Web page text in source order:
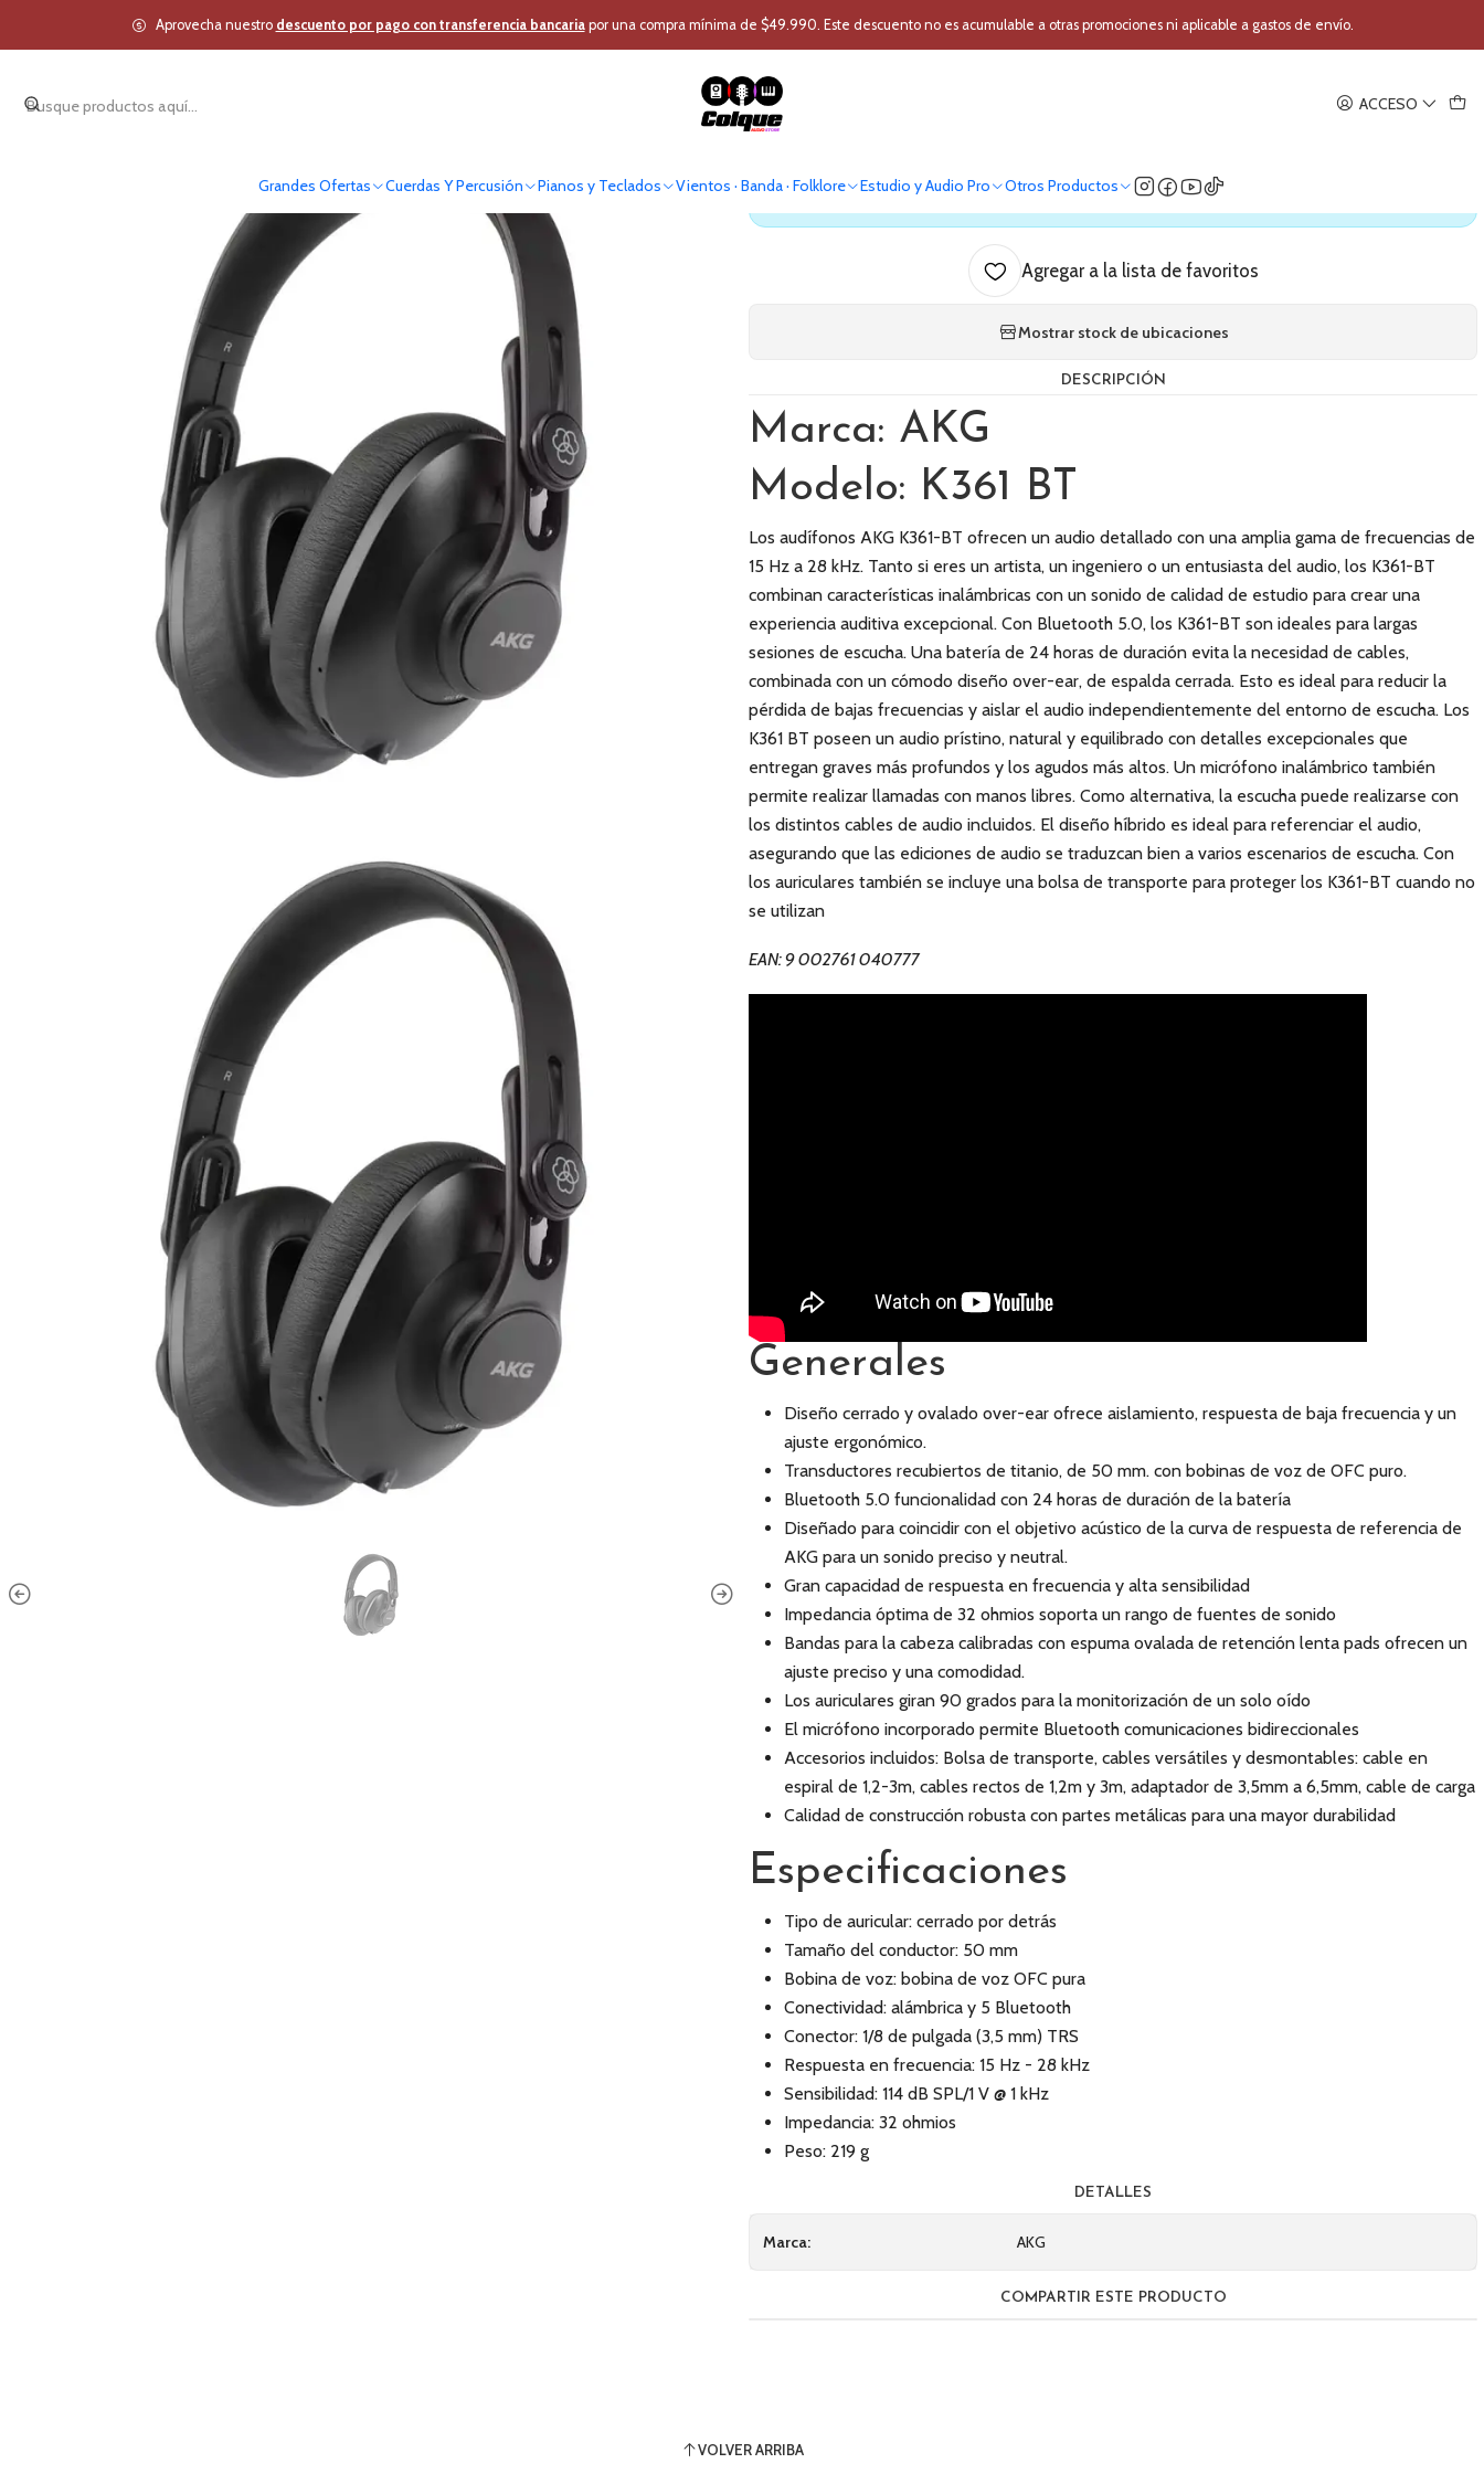
ACCESO
Grandes Ofertas Cuerdas Y Percusión Pianos y Teclados Vientos · Banda · Folklore Estudio y Audio Pro Otros Productos
Aprovecha nuestro descuento por pago con transferencia bancariapor una compra mínima de $49.990. Este descuento no es acumulable a otras promociones ni aplicable a gastos de envío.
Inicio Estudio y Audio Pro Home Estudio y DJ Audífonos Audífonos Bluetooth Audifonos bluetooth de estudio AKG K361 BT
Audifonos bluetooth de estudio AKG K361 BT
Antes de comprar verifica nuestro stock
Agregar a la lista de favoritos
Mostrar stock de ubicaciones
DESCRIPCIÓN
Marca: AKG
Modelo: K361 BT
Los audífonos AKG K361-BT ofrecen un audio detallado con una amplia gama de frecuencias de
15 Hz a 28 kHz. Tanto si eres un artista, un ingeniero o un entusiasta del audio, los K361-BT
combinan características inalámbricas con un sonido de calidad de estudio para crear una
experiencia auditiva excepcional. Con Bluetooth 5.0, los K361-BT son ideales para largas
sesiones de escucha. Una batería de 24 horas de duración evita la necesidad de cables,
combinada con un cómodo diseño over-ear, de espalda cerrada. Esto es ideal para reducir la
pérdida de bajas frecuencias y aislar el audio independientemente del entorno de escucha. Los
K361 BT poseen un audio prístino, natural y equilibrado con detalles excepcionales que
entregan graves más profundos y los agudos más altos. Un micrófono inalámbrico también
permite realizar llamadas con manos libres. Como alternativa, la escucha puede realizarse con
los distintos cables de audio incluidos. El diseño híbrido es ideal para referenciar el audio,
asegurando que las ediciones de audio se traduzcan bien a varios escenarios de escucha. Con
los auriculares también se incluye una bolsa de transporte para proteger los K361-BT cuando no
se utilizan
EAN: 9 002761 040777
Generales
Diseño cerrado y ovalado over-ear ofrece aislamiento, respuesta de baja frecuencia y un
ajuste ergonómico.
Transductores recubiertos de titanio, de 50 mm. con bobinas de voz de OFC puro.
Bluetooth 5.0 funcionalidad con 24 horas de duración de la batería
Diseñado para coincidir con el objetivo acústico de la curva de respuesta de referencia de
AKG para un sonido preciso y neutral.
Gran capacidad de respuesta en frecuencia y alta sensibilidad
Impedancia óptima de 32 ohmios soporta un rango de fuentes de sonido
Bandas para la cabeza calibradas con espuma ovalada de retención lenta pads ofrecen un
ajuste preciso y una comodidad.
Los auriculares giran 90 grados para la monitorización de un solo oído
El micrófono incorporado permite Bluetooth comunicaciones bidireccionales
Accesorios incluidos: Bolsa de transporte, cables versátiles y desmontables: cable en
espiral de 1,2-3m, cables rectos de 1,2m y 3m, adaptador de 3,5mm a 6,5mm, cable de carga
Calidad de construcción robusta con partes metálicas para una mayor durabilidad
Especificaciones
Tipo de auricular: cerrado por detrás
Tamaño del conductor: 50 mm
Bobina de voz: bobina de voz OFC pura
Conectividad: alámbrica y 5 Bluetooth
Conector: 1/8 de pulgada (3,5 mm) TRS
Respuesta en frecuencia: 15 Hz - 28 kHz
Sensibilidad: 114 dB SPL/1 V @ 1 kHz
Impedancia: 32 ohmios
Peso: 219 g
DETALLES
Marca: AKG
COMPARTIR ESTE PRODUCTO
VOLVER ARRIBA